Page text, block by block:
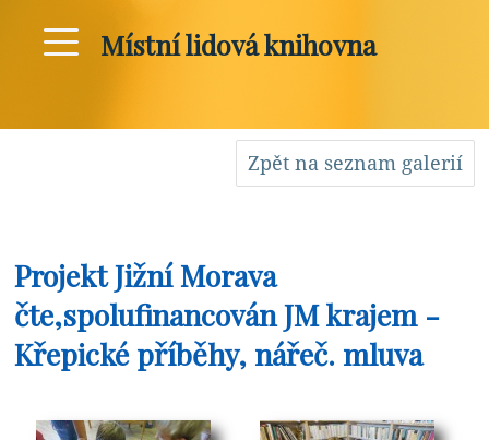
Místní lidová knihovna
Zpět na seznam galerií
Projekt Jižní Morava
čte,spolufinancován JM krajem -
Křepické příběhy, nářeč. mluva